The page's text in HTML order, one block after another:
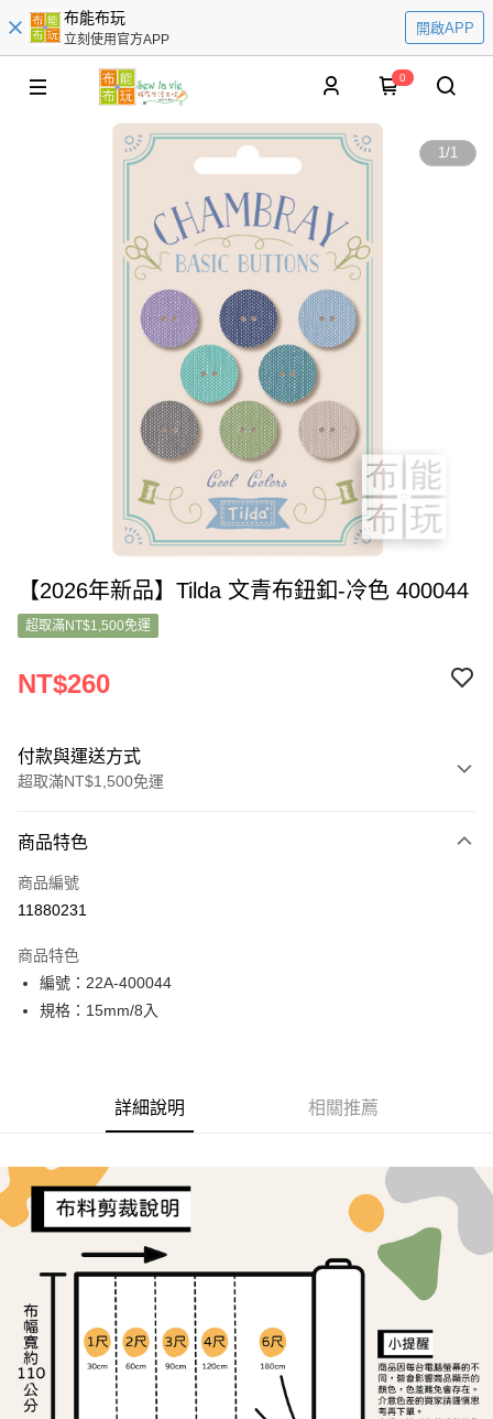
布能布玩
立刻使用官方APP
開啟APP
0
1/1
【2026年新品】Tilda 文青布鈕釦-冷色 400044
超取滿NT$1,500免運
NT$260
付款與運送方式
超取滿NT$1,500免運
信用卡一次付款
超商取貨付款
Apple Pay
街口支付
AFTEE先享後付
AFTEE先享後付是「在收到商品之後才付款」的支付方式。 讓您購物簡單
便利好安心！
１．簡單：不需註冊會員、不需綁卡、不需儲值。
２．便利：只要手機號碼，簡訊認證，即可結帳。
３．安心：先確認商品／服務後，再付款。
【「AFTEE先享後付」結帳流程】
１．於結帳方式選擇「AFTEE先享後付」後，將跳轉至「AFTEE先享後付」
結帳頁面，進行簡訊認證並確認金額後，即可完成結帳。
２．訂單成立數日內，您將收到繳費通知簡訊。
３．收到繳費通知簡訊後14天內，點擊此簡訊中的連結，可透過四大超商／
ATM／網路銀行／等多元方式進行付款，方視為交易完成。
※ 請注意：結帳手續完成當下不需立刻繳費，但若您需要取消訂單，請聯絡
ATM付款
運送方式
全家取貨付款
每筆NT$65，滿NT$1,500(含以上)免運費
7-11取貨付款
每筆NT$65，滿NT$1,500(含以上)免運費
宅配
商品特色
商品編號
11880231
商品特色
編號：22A-400044
規格：15mm/8入
詳細說明 相關推薦